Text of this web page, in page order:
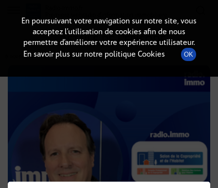
DÉTAILS DE L'ÉPISODE
6 novembre 2024à 17h09, durée : 12 minutes
En poursuivant votre navigation sur notre site, vous
acceptez l’utilisation de cookies afin de nous
permettre d’améliorer votre expérience utilisateur.
En savoir plus sur notre politique Cookies
OK